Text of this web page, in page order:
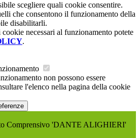
scegliere quali cookie consentire.
che consentono il funzionamento della
disabilitarli.
necessari al funzionamento potete
.
non possono essere
l'elenco nella pagina della cookie
Comprensivo 'DANTE ALIGHIERI'